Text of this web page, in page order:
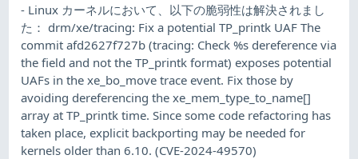
- Linux カーネルにおいて、以下の脆弱性は解決されまし
た： drm/xe/tracing: Fix a potential TP_printk UAF The
commit afd2627f727b (tracing: Check %s dereference via
the field and not the TP_printk format) exposes potential
UAFs in the xe_bo_move trace event. Fix those by
avoiding dereferencing the xe_mem_type_to_name[]
array at TP_printk time. Since some code refactoring has
taken place, explicit backporting may be needed for
kernels older than 6.10. (CVE-2024-49570)